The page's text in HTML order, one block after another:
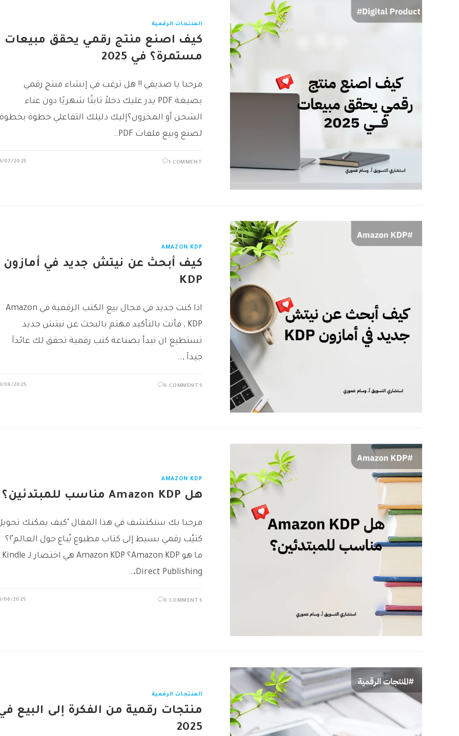
المنتجات الرقمية
كيف اصنع منتج رقمي يحقق مبيعات
مستمرة؟ في 2025
مرحبا يا صديقي !! هل ترغب في إنشاء منتج رقمي
بصيغة PDF يدر عليك دخلاً ثابتًا شهريًا دون عناء
الشحن أو المخزون؟إليك دليلك التفاعلي خطوة بخطوة
لصنع وبيع ملفات PDF…
1 COMMENT
07/2025
AMAZON KDP
كيف أبحث عن نيتش جديد في أمازون
KDP
اذا كنت جديد في مجال بيع الكتب الرقمية في Amazon
KDP , فأنت بالتأكيد مهتم بالبحث عن نيتش جديد
تستطيع ان تبدأ بصناعة كتب رقمية تحقق لك عائدآ
جيدآ ,…
0 COMMENTS
06/2025
AMAZON KDP
هل Amazon KDP مناسب للمبتدئين؟
مرحبا بك سنكتشف في هذا المقال "كيف يمكنك
كتيّب رقمي بسيط إلى كتاب مطبوع يُباع حول العالم"!؟
ما هو Amazon KDP؟ Amazon KDP هي اختصار لـ Kindle
Direct Publishing،…
0 COMMENTS
06/2025
المنتجات الرقمية
منتجات رقمية من الفكرة إلى البيع
2025